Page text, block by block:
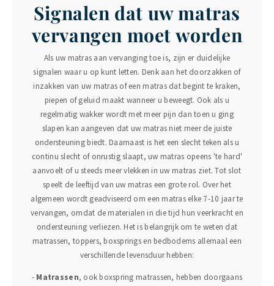
Signalen dat uw matras
vervangen moet worden
Als uw matras aan vervanging toe is, zijn er duidelijke
signalen waar u op kunt letten. Denk aan het doorzakken of
inzakken van uw matras of een matras dat begint te kraken,
piepen of geluid maakt wanneer u beweegt. Ook als u
regelmatig wakker wordt met meer pijn dan toen u ging
slapen kan aangeven dat uw matras niet meer de juiste
ondersteuning biedt. Daarnaast is het een slecht teken als u
continu slecht of onrustig slaapt, uw matras opeens 'te hard'
aanvoelt of u steeds meer vlekken in uw matras ziet. Tot slot
speelt de leeftijd van uw matras een grote rol. Over het
algemeen wordt geadviseerd om een matras elke 7-10 jaar te
vervangen, omdat de materialen in die tijd hun veerkracht en
ondersteuning verliezen. Het is belangrijk om te weten dat
matrassen, toppers, boxsprings en bedbodems allemaal een
verschillende levensduur hebben:
- Matrassen, ook boxspring matrassen, hebben doorgaans